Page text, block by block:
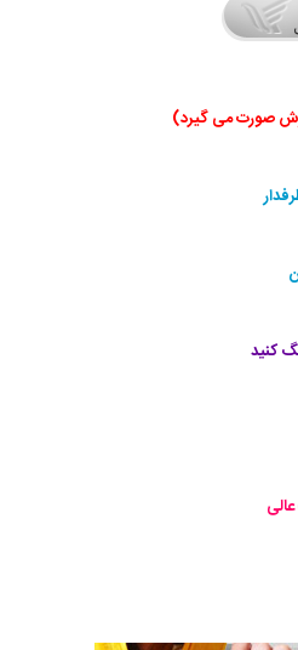
صورت می گیرد)
كنيد